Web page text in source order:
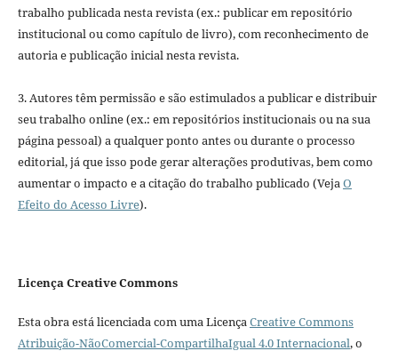
trabalho publicada nesta revista (ex.: publicar em repositório
institucional ou como capítulo de livro), com reconhecimento de
autoria e publicação inicial nesta revista.
3. Autores têm permissão e são estimulados a publicar e distribuir
seu trabalho online (ex.: em repositórios institucionais ou na sua
página pessoal) a qualquer ponto antes ou durante o processo
editorial, já que isso pode gerar alterações produtivas, bem como
aumentar o impacto e a citação do trabalho publicado (VejaO
Efeito do Acesso Livre).
Licença Creative Commons
Esta obra está licenciada com uma LicençaCreative Commons
Atribuição-NãoComercial-CompartilhaIgual 4.0 Internacional, o